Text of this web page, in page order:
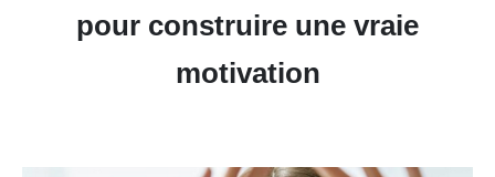
pour construire une vraie
motivation